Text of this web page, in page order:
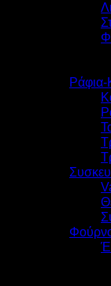
Ράφια-